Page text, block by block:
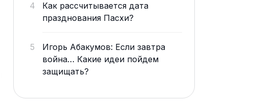
4
Как рассчитывается дата
празднования Пасхи?
5
Игорь Абакумов: Если завтра
война… Какие идеи пойдем
защищать?